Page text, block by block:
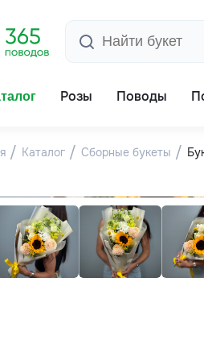
Розы Поводы
Каталог Сборные букеты